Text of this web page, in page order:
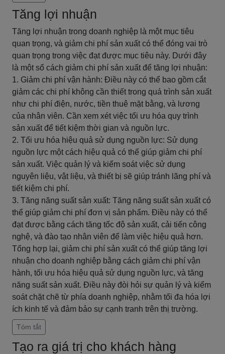
Tăng lợi nhuận
Tăng lợi nhuận trong doanh nghiệp là một mục tiêu
quan trọng, và giảm chi phí sản xuất có thể đóng vai trò
quan trọng trong việc đạt được mục tiêu này. Dưới đây
là một số cách giảm chi phí sản xuất để tăng lợi nhuận:
1. Giảm chi phí vận hành: Điều này có thể bao gồm cắt
giảm các chi phí không cần thiết trong quá trình sản xuất
như chi phí điện, nước, tiền thuê mặt bằng, và lương
của nhân viên. Cần xem xét việc tối ưu hóa quy trình
sản xuất để tiết kiệm thời gian và nguồn lực.
2. Tối ưu hóa hiệu quả sử dụng nguồn lực: Sử dụng
nguồn lực một cách hiệu quả có thể giúp giảm chi phí
sản xuất. Việc quản lý và kiểm soát việc sử dụng
nguyên liệu, vật liệu, và thiết bị sẽ giúp tránh lãng phí và
tiết kiệm chi phí.
3. Tăng năng suất sản xuất: Tăng năng suất sản xuất có
thể giúp giảm chi phí đơn vị sản phẩm. Điều này có thể
đạt được bằng cách tăng tốc độ sản xuất, cải tiến công
nghệ, và đào tạo nhân viên để làm việc hiệu quả hơn.
Tổng hợp lại, giảm chi phí sản xuất có thể giúp tăng lợi
nhuận cho doanh nghiệp bằng cách giảm chi phí vận
hành, tối ưu hóa hiệu quả sử dụng nguồn lực, và tăng
năng suất sản xuất. Điều này đòi hỏi sự quản lý và kiểm
soát chặt chẽ từ phía doanh nghiệp, nhằm tối đa hóa lợi
ích kinh tế và đảm bảo sự cạnh tranh trên thị trường.
Tóm tắt
Tạo ra giá trị cho khách hàng